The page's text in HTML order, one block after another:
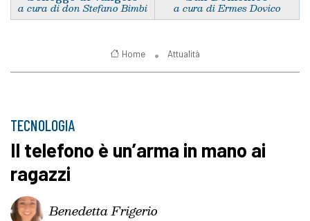
a cura di don Stefano Bimbi a cura di Ermes Dovico
Home Attualità
TECNOLOGIA
Il telefono è un’arma in mano ai
ragazzi
Benedetta Frigerio